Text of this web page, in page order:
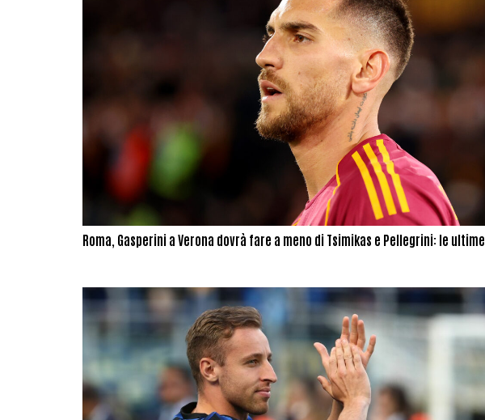
Roma, Gasperini a Verona dovrà fare a meno di Tsimikas e Pellegrini: le ultime